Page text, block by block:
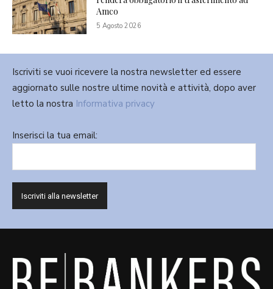
Amco
5 Agosto 2026
Iscriviti se vuoi ricevere la nostra newsletter ed essere
aggiornato sulle nostre ultime novità e attività, dopo aver
letto la nostra Informativa privacy
Inserisci la tua email: